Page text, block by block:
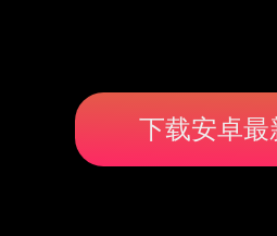
下载安卓最